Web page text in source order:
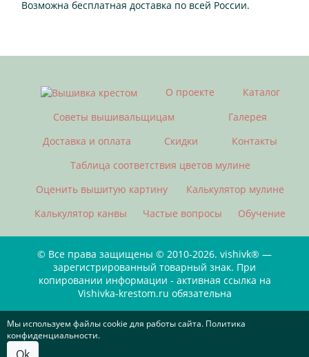
Возможна бесплатная доставка по всей России.
О проекте
Каталог
Советы вышивальщицам
Галерея
Доставка и оплата
Скидки
Контакты
Таблица соответствия цветов мулине
Оценить вышитую картину
Калькулятор мулине
Калькулятор канвы
Частые вопросы Обучение
© Все права защищены © 2010-2026. vishivk® —
зарегистрированный товарный знак. При
копировании информации - активная ссылка на
Vishivka-krestom.ru обязательна
Мы используем файлы cookie для работы сайта. Политика
конфиденциальности.